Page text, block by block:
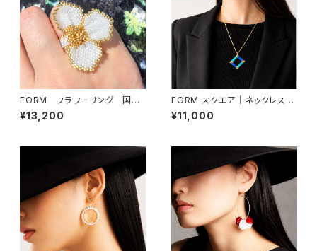
FORM フラワーリング 国産
ビーズ使用・軽やかなつけ心地
¥13,200
FORM スクエア｜ネックレス
（ネックレス取り外し可能）
¥11,000